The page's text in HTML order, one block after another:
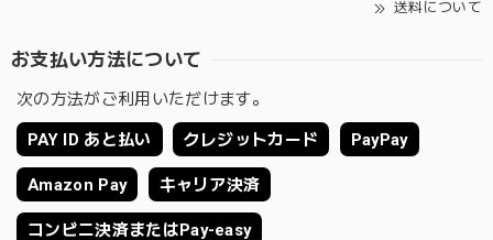
送料について
お支払い方法について
次の方法がご利用いただけます。
PAY ID あと払い クレジットカード PayPay
Amazon Pay キャリア決済
コンビニ決済またはPay-easy